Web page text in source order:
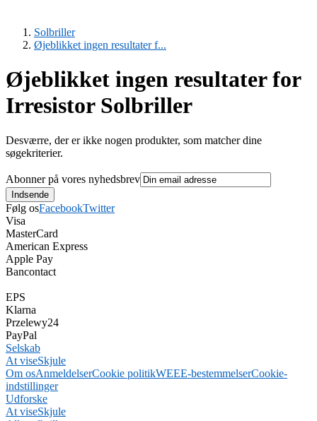
Solbriller
Øjeblikket ingen resultater f...
Øjeblikket ingen resultater for
Irresistor Solbriller
Desværre, der er ikke nogen produkter, som matcher dine
søgekriterier.
Abonner på vores nyhedsbrev
Følg osFacebookTwitter
Visa
MasterCard
American Express
Apple Pay
Bancontact
EPS
Klarna
Przelewy24
PayPal
Selskab
At viseSkjule
Om osAnmeldelserCookie politikWEEE-bestemmelserCookie-
indstillinger
Udforske
At viseSkjule